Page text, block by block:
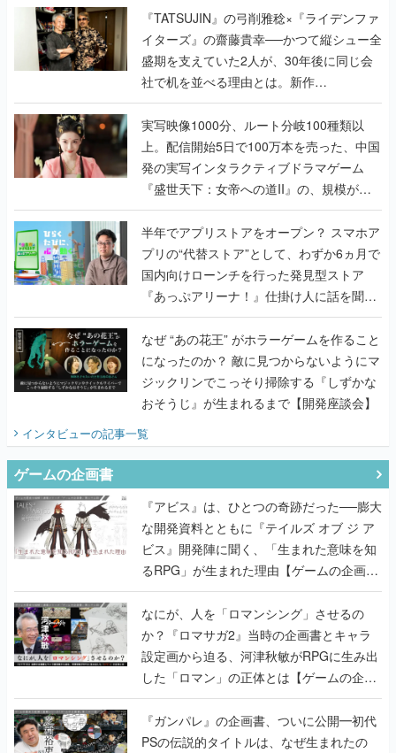
く
『TATSUJIN』の弓削雅稔×『ライデンファ
イターズ』の齋藤貴幸──かつて縦シュー全
盛期を支えていた2人が、30年後に同じ会
社で机を並べる理由とは。新作
『TATSUJIN EXTREME』で初タッグを組
んだレジェンド2人に訊く開発秘話
実写映像1000分、ルート分岐100種類以
上。配信開始5日で100万本を売った、中国
発の実写インタラクティブドラマゲーム
『盛世天下：女帝への道II』の、規模が違
うこだわりをプロデューサーに聞いた
半年でアプリストアをオープン？ スマホア
プリの“代替ストア”として、わずか6ヵ月で
国内向けローンチを行った発見型ストア
『あっぷアリーナ！』仕掛け人に話を聞い
てみた
なぜ “あの花王” がホラーゲームを作ること
になったのか？ 敵に見つからないようにマ
ジックリンでこっそり掃除する『しずかな
おそうじ』が生まれるまで【開発座談会】
インタビューの記事一覧
ゲームの企画書
『アビス』は、ひとつの奇跡だった──膨大
な開発資料とともに『テイルズ オブ ジ ア
ビス』開発陣に聞く、「生まれた意味を知
るRPG」が生まれた理由【ゲームの企画
書】
なにが、人を「ロマンシング」させるの
か？『ロマサガ2』当時の企画書とキャラ
設定画から迫る、河津秋敏がRPGに生み出
した「ロマン」の正体とは【ゲームの企画
書】
『ガンパレ』の企画書、ついに公開━初代
PSの伝説的タイトルは、なぜ生まれたの